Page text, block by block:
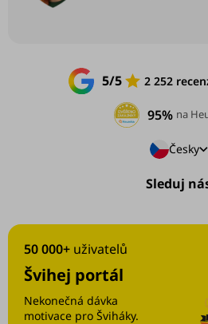
Sleduj
5/5 2 252
95% na
Česky
50 000+ uživatelů
Švihej portál
Nekonečná dávka
motivace pro Šviháky.